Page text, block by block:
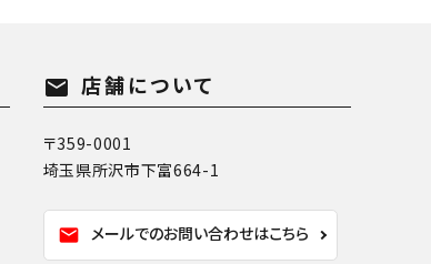
mail 店舗について
〒359-0001
埼玉県所沢市下富664-1
mail メールでのお問い合わせはこちら